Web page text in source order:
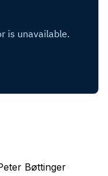
Bøttinger